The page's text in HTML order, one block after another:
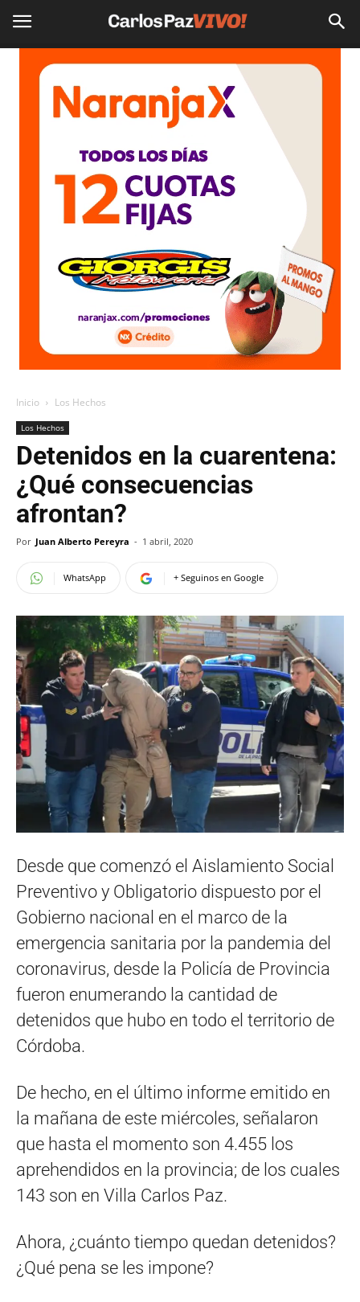
Inicio Los Hechos
Los Hechos
Detenidos en la cuarentena:
¿Qué consecuencias
afrontan?
Por Juan Alberto Pereyra - 1 abril, 2020
WhatsApp + Seguinos en Google
Desde que comenzó el Aislamiento Social
Preventivo y Obligatorio dispuesto por el
Gobierno nacional en el marco de la
emergencia sanitaria por la pandemia del
coronavirus, desde la Policía de Provincia
fueron enumerando la cantidad de
detenidos que hubo en todo el territorio de
Córdoba.
De hecho, en el último informe emitido en
la mañana de este miércoles, señalaron
que hasta el momento son 4.455 los
aprehendidos en la provincia; de los cuales
143 son en Villa Carlos Paz.
Ahora, ¿cuánto tiempo quedan detenidos?
¿Qué pena se les impone?